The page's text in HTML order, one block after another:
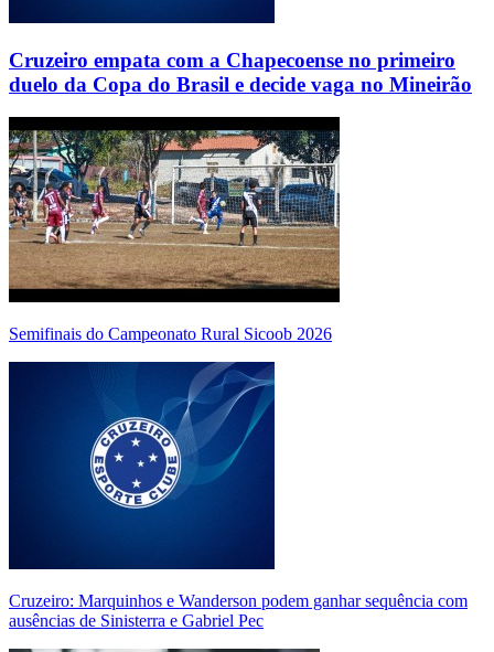
Cruzeiro empata com a Chapecoense no primeiro
duelo da Copa do Brasil e decide vaga no Mineirão
Semifinais do Campeonato Rural Sicoob 2026
Cruzeiro: Marquinhos e Wanderson podem ganhar sequência com
ausências de Sinisterra e Gabriel Pec